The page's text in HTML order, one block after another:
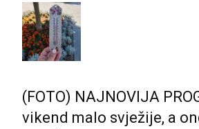
(FOTO) NAJNOVIJA
vikend malo svježije, a